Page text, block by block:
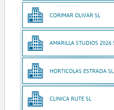
CORIMAR OLIVAR SL
AMARILLA STUDIOS 2026
HORTICOLAS ESTRADA SL
CLINICA RUTE SL